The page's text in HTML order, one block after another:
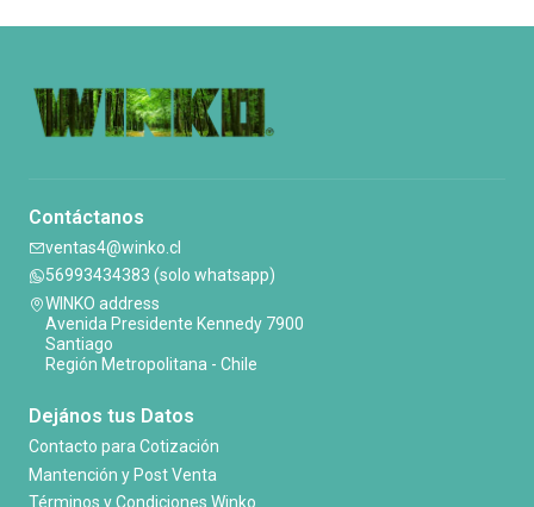
Contáctanos
ventas4@winko.cl
56993434383 (solo whatsapp)
WINKO address
Avenida Presidente Kennedy 7900
Santiago
Región Metropolitana - Chile
Dejános tus Datos
Contacto para Cotización
Mantención y Post Venta
Términos y Condiciones Winko